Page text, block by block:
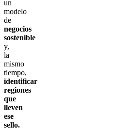
un
modelo
de
negocios
sostenible
y,
la
mismo
tiempo,
identificar
regiones
que
lleven
ese
sello.